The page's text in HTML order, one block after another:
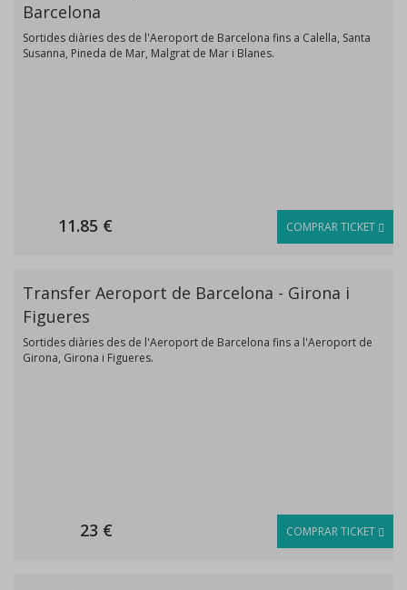
Barcelona
Sortides diàries des de l'Aeroport de Barcelona fins a Calella, Santa
Susanna, Pineda de Mar, Malgrat de Mar i Blanes.
11.85 € COMPRAR TICKET
Transfer Aeroport de Barcelona - Girona i
Figueres
Sortides diàries des de l'Aeroport de Barcelona fins a l'Aeroport de
Girona, Girona i Figueres.
23 € COMPRAR TICKET